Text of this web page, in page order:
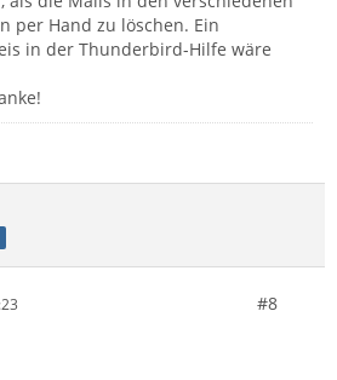
per Hand zu löschen. Ein
in der Thunderbird-Hilfe wäre
#8